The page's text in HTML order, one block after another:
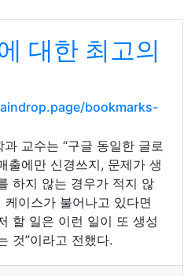
대한 최고의
bookmarks-
교수는 “구글 동일한 글로
출에만 신경쓰지, 문제가 생
하지 않는 경우가 적지 않
케이스가 불어나고 있다면
할 일은 이런 일이 또 생성
것”이라고 전했다.